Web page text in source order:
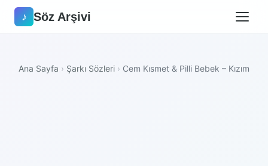
♪ Söz Arşivi
Ana Sayfa › Şarkı Sözleri › Cem Kısmet & Pilli Bebek – Kızım